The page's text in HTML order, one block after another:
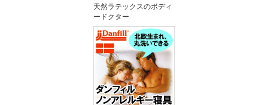
天然ラテックスのボディ
ードクター